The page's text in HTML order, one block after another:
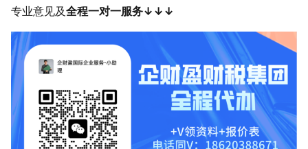
专业意见及全程一对一服务↓↓↓